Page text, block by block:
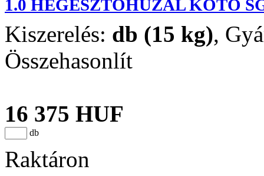
1.0 HEGESZTŐHUZAL KÖTŐ
Kiszerelés: db (15 kg),
Összehasonlít
16 375 HUF
db
Raktáron